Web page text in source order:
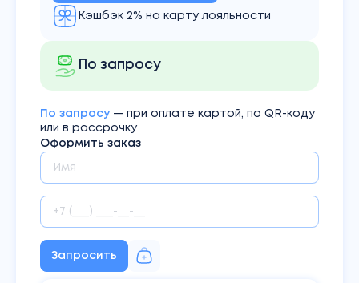
Кэшбэк 2% на карту лояльности
По запросу
По запросу — при оплате картой, по QR-коду
или в рассрочку
Оформить заказ
Запросить